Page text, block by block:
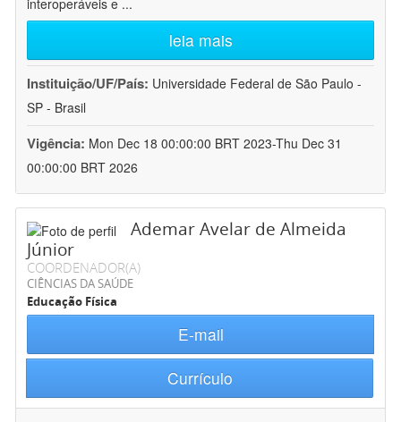
interoperáveis e ...
leia mais
Instituição/UF/País: Universidade Federal de São Paulo -
SP - Brasil
Vigência: Mon Dec 18 00:00:00 BRT 2023-Thu Dec 31
00:00:00 BRT 2026
Ademar Avelar de Almeida
Júnior
COORDENADOR(A)
CIÊNCIAS DA SAÚDE
Educação Física
E-mail
Currículo